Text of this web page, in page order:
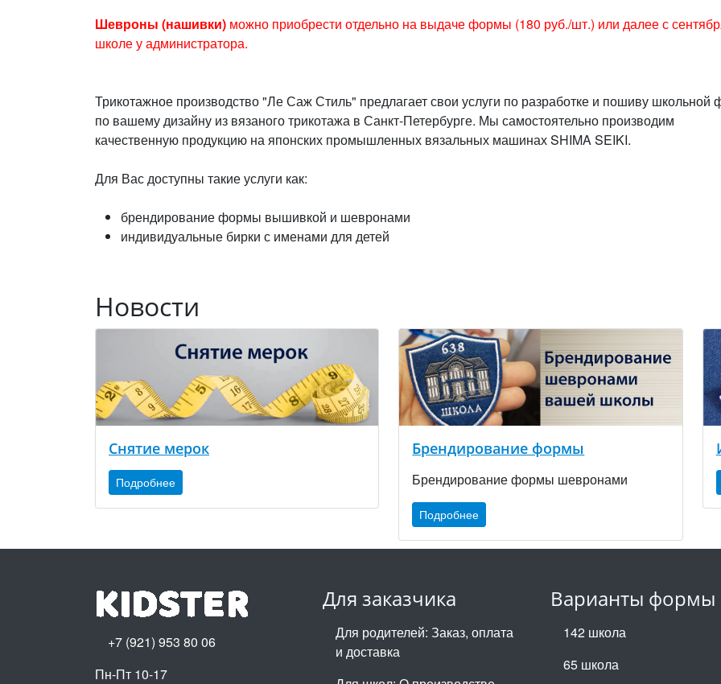
Шевроны (нашивки) можно приобрести отдельно на выдаче формы (180 руб./шт.) или далее с
школе у администратора.
Трикотажное производство "Ле Саж Стиль" предлагает свои услуги по разработке и пошиву
по вашему дизайну из вязаного трикотажа в Санкт-Петербурге. Мы самостоятельно производим
качественную продукцию на японских промышленных вязальных машинах SHIMA SEIKI.
Для Вас доступны такие услуги как:
брендирование формы вышивкой и шевронами
индивидуальные бирки с именами для детей
Новости
Снятие мерок
Подробнее
Брендирование формы
Брендирование формы шевронами
Подробнее
Для заказчика
Для родителей: Заказ, оплата
и доставка
Варианты формы
142 школа
65 школа
+7 (921) 953 80 06
Пн-Пт 10-17